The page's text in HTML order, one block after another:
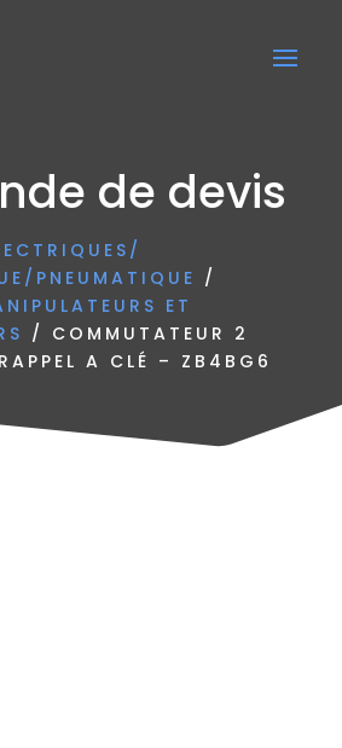
de devis
PNEUMATIQUE /
ET
/ COMMUTATEUR 2
A CLÉ – ZB4BG6